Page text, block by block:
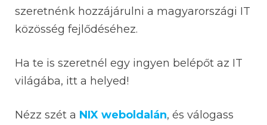
szeretnénk hozzájárulni a magyarországi IT
közösség fejlődéséhez.
Ha te is szeretnél egy ingyen belépőt az IT
világába, itt a helyed!
Nézz szét a NIX weboldalán, és válogass